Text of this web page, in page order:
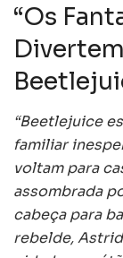
“Os
“Beetlejuice
familiar
voltam para
assombrada
cabeça para
rebelde,